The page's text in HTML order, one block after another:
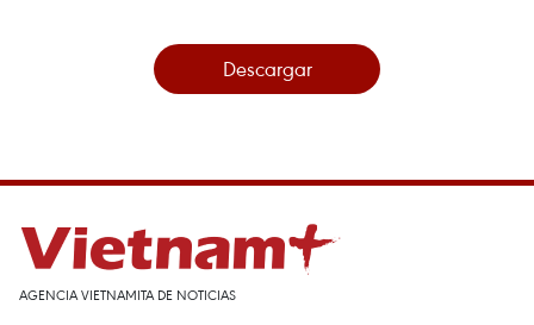
Descargar
AGENCIA VIETNAMITA DE NOTICIAS